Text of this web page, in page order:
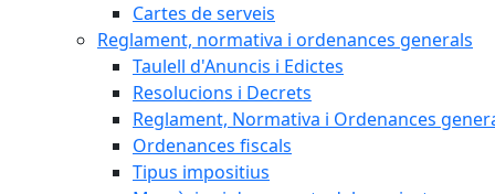
Cartes de serveis
Reglament, normativa i ordenances generals
Taulell d'Anuncis i Edictes
Resolucions i Decrets
Reglament, Normativa i Ordenances
Ordenances fiscals
Tipus impositius